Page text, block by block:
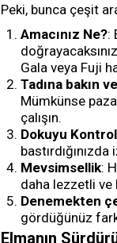
Peki, bunca çeşit
Amacınız Ne?:
Gala veya Fuji
Tadına bakın
Mümkünse
çalışın.
Dokuyu
Mevsimsellik:
daha lezzetli ve
Denemekten
gördüğünüz
Elmanın